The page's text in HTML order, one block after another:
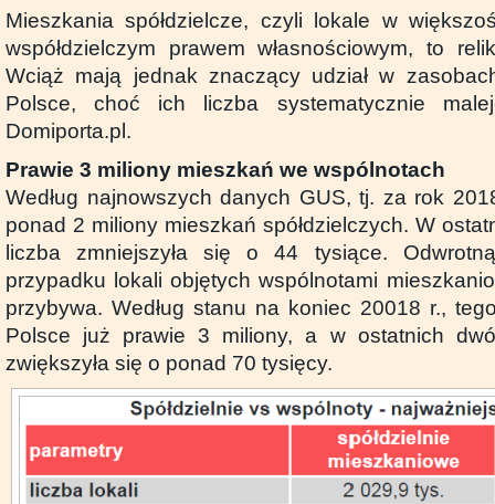
Mieszkania spółdzielcze, czyli lokale w
współdzielczym prawem własnościowym, to
Wciąż mają jednak znaczący udział w
Polsce, choć ich liczba systematycznie
Domiporta.pl.
Prawie 3 miliony mieszkań we wspólnotach
Według najnowszych danych GUS, tj. za rok
ponad 2 miliony mieszkań spółdzielczych. W
liczba zmniejszyła się o 44 tysiące.
przypadku lokali objętych wspólnotami
przybywa. Według stanu na koniec 20018 r.,
Polsce już prawie 3 miliony, a w ostatnich
zwiększyła się o ponad 70 tysięcy.